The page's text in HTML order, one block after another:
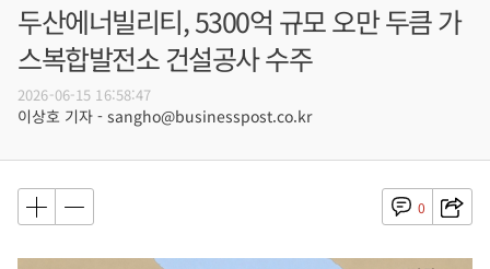
두산에너빌리티, 5300억 규모 오만 두큼 가
스복합발전소 건설공사 수주
2026-06-15 16:58:47
이상호 기자 - sangho@businesspost.co.kr
0